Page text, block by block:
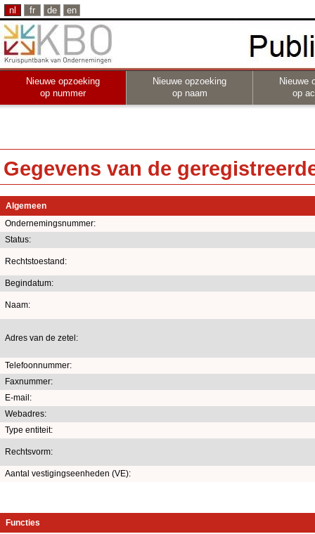
nl fr de en
Nieuwe opzoeking
op nummer
Nieuwe opzoeking
op naam
Nieuwe
op
Gegevens van de
Algemeen
Ondernemingsnummer:
Status:
Rechtstoestand:
Begindatum:
Naam:
Adres van de zetel:
Telefoonnummer:
Faxnummer:
E-mail:
Webadres:
Type entiteit:
Rechtsvorm:
Aantal vestigingseenheden (VE):
Functies